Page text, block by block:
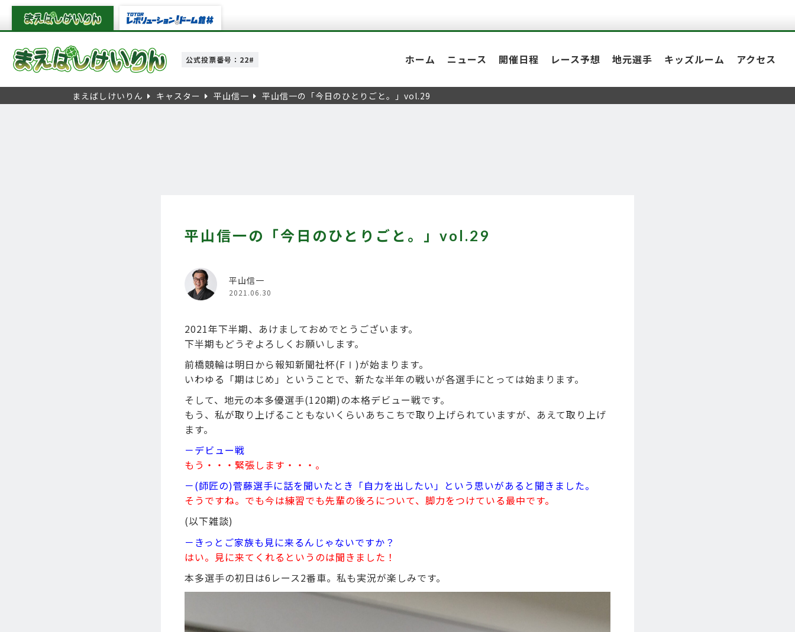
公式投票番号：22# ホーム ニュース 開催日程 レース予想 地元選手 キッズルーム アクセス
まえばしけいりん キャスター 平山信一 平山信一の「今日のひとりごと。」vol.29
平山信一の「今日のひとりごと。」vol.29
平山信一
2021.06.30
2021年下半期、あけましておめでとうございます。
下半期もどうぞよろしくお願いします。
前橋競輪は明日から報知新聞社杯(FⅠ)が始まります。
いわゆる「期はじめ」ということで、新たな半年の戦いが各選手にとっては始まります。
そして、地元の本多優選手(120期)の本格デビュー戦です。
もう、私が取り上げることもないくらいあちこちで取り上げられていますが、あえて取り上げ
ます。
－デビュー戦
もう・・・緊張します・・・。
－(師匠の)菅藤選手に話を聞いたとき「自力を出したい」という思いがあると聞きました。
そうですね。でも今は練習でも先輩の後ろについて、脚力をつけている最中です。
(以下雑談)
－きっとご家族も見に来るんじゃないですか？
はい。見に来てくれるというのは聞きました！
本多選手の初日は6レース2番車。私も実況が楽しみです。